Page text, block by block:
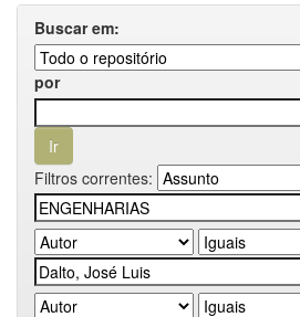
Buscar em:
por
Filtros correntes: